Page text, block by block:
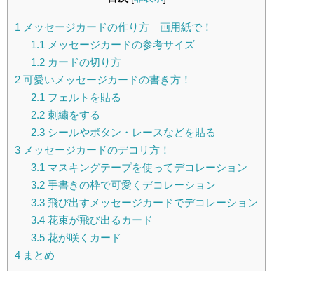
1 メッセージカードの作り方 画用紙で！
1.1 メッセージカードの参考サイズ
1.2カードの切り方
2 可愛いメッセージカードの書き方！
2.1 フェルトを貼る
2.2刺繍をする
2.3シールやボタン・レースなどを貼る
3 メッセージカードのデコリ方！
3.1 マスキングテープを使ってデコレーション
3.2手書きの枠で可愛くデコレーション
3.3飛び出すメッセージカードでデコレーション
3.4花束が飛び出るカード
3.5花が咲くカード
4 まとめ